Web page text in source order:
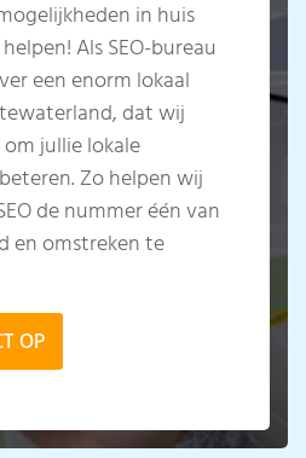
in huis
Als SEO-bureau
een enorm lokaal
dat wij
jullie lokale
Zo helpen wij
de nummer één van
en omstreken te
OP